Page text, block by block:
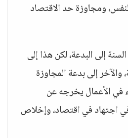
ومجاوزة حد الاقتصاد
إلى البدعة، لكن هذا إلى
إلى بدعة المجاوزة
في الأعمال يخرجه عن
اجتهاد في اقتصاد، وإخلاص